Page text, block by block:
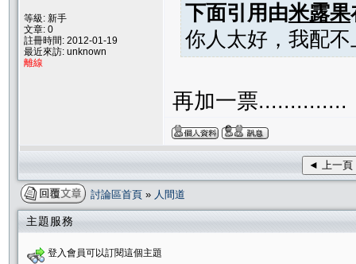
等級: 新手
文章: 0
註冊時間: 2012-01-19
最近來訪: unknown
離線
下面引用由米露果
你人太好，我配不
再加一票..............
◄ 上一頁
討論區首頁 » 人間道
主題服務
登入會員可以訂閱這個主題